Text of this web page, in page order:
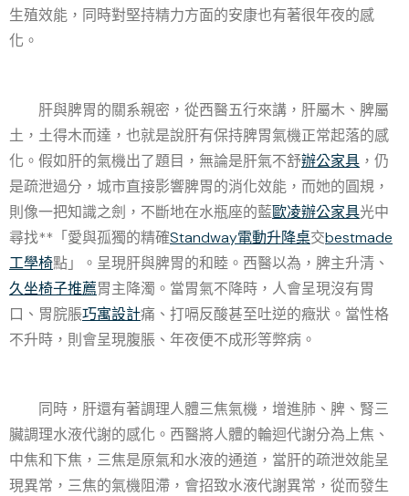
生殖效能，同時對堅持精力方面的安康也有著很年夜的感
化。
肝與脾胃的關系親密，從西醫五行來講，肝屬木、脾屬
土，土得木而達，也就是說肝有保持脾胃氣機正常起落的感
化。假如肝的氣機出了題目，無論是肝氣不舒辦公家具 ，仍
是疏泄過分，城市直接影響脾胃的消化效能，而她的圓規，
則像一把知識之劍，不斷地在水瓶座的藍歐凌辦公家具光中
尋找**「愛與孤獨的精確Standway電動升降桌交bestmade
工學椅點」。呈現肝與脾胃的和睦。西醫以為，脾主升清、
久坐椅子推薦胃主降濁。當胃氣不降時，人會呈現沒有胃
口、胃脘脹巧寓設計痛、打嗝反酸甚至吐逆的癥狀。當性格
不升時，則會呈現腹脹、年夜便不成形等弊病。
同時，肝還有著調理人體三焦氣機，增進肺、脾、腎三
臟調理水液代謝的感化。西醫將人體的輪迴代謝分為上焦、
中焦和下焦，三焦是原氣和水液的通道，當肝的疏泄效能呈
現異常，三焦的氣機阻滯，會招致水液代謝異常，從而發生